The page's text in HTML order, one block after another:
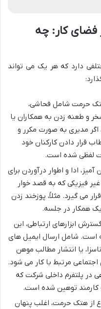
کار: چه
دارد که هر یک می تواند
حرمت شامل فحاشی،
و طعنه زدن به همکاران یا
اگر مدیری به صورت مکرر و
قرار دادن کارکنان خود
لفظی شده است.
ادا و اطوار درآوردن برای
فیزیکی که به قصد خوار
می گیرد. مثلاً، پوزخند زدن
همکار در جلسه.
ابزارهای ارتباطی، این
است. شامل ارسال ایمیل های
یا انتشار مطالب موهن
مرتبط با کار می شود.
در پلتفرم داخلی شرکت که
کارمند توهین شده است.
از هتک حرمت، اغلب پنهان